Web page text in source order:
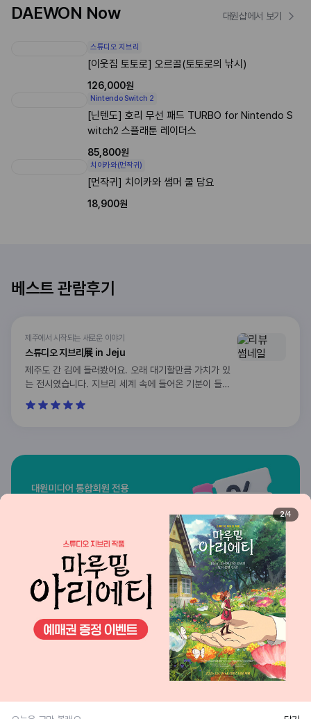
DAEWON Now 대원샵에서 보기
스튜디오 지브리
[이웃집 토토로] 오르골(토토로의 낚시)
126,000원
Nintendo Switch 2
[닌텐도] 호리 무선 패드 TURBO for Nintendo S
witch2 스플래툰 레이더스
85,800원
치이카와(먼작귀)
[먼작귀] 치이카와 썸머 쿨 담요
18,900원
베스트 관람후기
제주에서 시작되는 새로운 이야기
스튜디오 지브리展 in Jeju
제주도 간 김에 들러봤어요. 오래 대기할만큼 가치가 있
는 전시였습니다. 지브리 세계 속에 들어온 기분이 들어
지브리파크 상품 구매할 수 있어서 너무 좋았습니다. 전
22
이용약관개인정보처리방침티켓 이용정책 매장안내제휴안내
대원미디어 사업자정보
2 4